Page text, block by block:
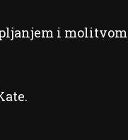
i molitvom